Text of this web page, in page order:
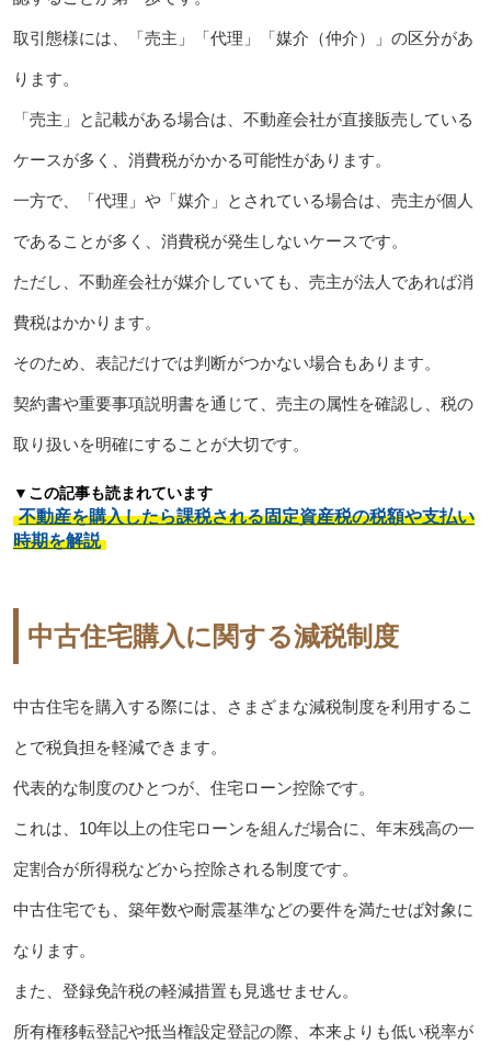
取引態様には、「売主」「代理」「媒介（仲介）」の区分があ
ります。
「売主」と記載がある場合は、不動産会社が直接販売している
ケースが多く、消費税がかかる可能性があります。
一方で、「代理」や「媒介」とされている場合は、売主が個人
であることが多く、消費税が発生しないケースです。
ただし、不動産会社が媒介していても、売主が法人であれば消
費税はかかります。
そのため、表記だけでは判断がつかない場合もあります。
契約書や重要事項説明書を通じて、売主の属性を確認し、税の
取り扱いを明確にすることが大切です。
▼この記事も読まれています
不動産を購入したら課税される固定資産税の税額や支払い
時期を解説
中古住宅購入に関する減税制度
中古住宅を購入する際には、さまざまな減税制度を利用するこ
とで税負担を軽減できます。
代表的な制度のひとつが、住宅ローン控除です。
これは、10年以上の住宅ローンを組んだ場合に、年末残高の一
定割合が所得税などから控除される制度です。
中古住宅でも、築年数や耐震基準などの要件を満たせば対象に
なります。
また、登録免許税の軽減措置も見逃せません。
所有権移転登記や抵当権設定登記の際、本来よりも低い税率が